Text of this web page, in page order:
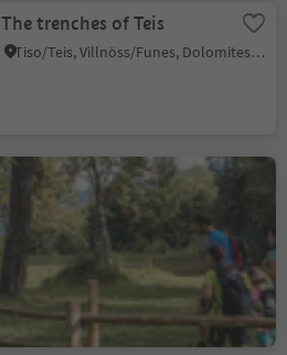
The trenches of Teis
Tiso/Teis, Villnöss/Funes, Dolomites Region Lüsen Villnöss
Circular Hike in the
Trudner Horn Nature Park
Trodena/Truden, Truden/Trodena
Medium
Obtížnost
544 m
Převýšení
3h:49 Min
doba trvání